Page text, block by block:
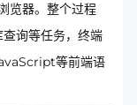
览器。整个过程
询等任务，终端
等前端语